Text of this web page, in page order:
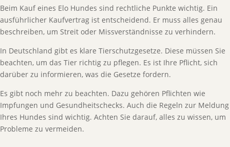
Beim Kauf eines Elo Hundes sind rechtliche Punkte wichtig. Ein
ausführlicher Kaufvertrag ist entscheidend. Er muss alles genau
beschreiben, um Streit oder Missverständnisse zu verhindern.
In Deutschland gibt es klare Tierschutzgesetze. Diese müssen Sie
beachten, um das Tier richtig zu pflegen. Es ist Ihre Pflicht, sich
darüber zu informieren, was die Gesetze fordern.
Es gibt noch mehr zu beachten. Dazu gehören Pflichten wie
Impfungen und Gesundheitschecks. Auch die Regeln zur Meldung
Ihres Hundes sind wichtig. Achten Sie darauf, alles zu wissen, um
Probleme zu vermeiden.